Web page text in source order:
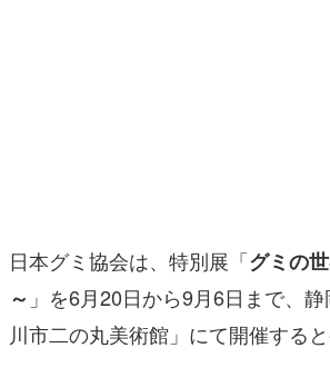
その他
電ファミニコゲーマーとは？
日本グミ協会は、特別展「グミの
～ 」を6月20日から9月6日まで、
川市二の丸美術館」にて開催すると